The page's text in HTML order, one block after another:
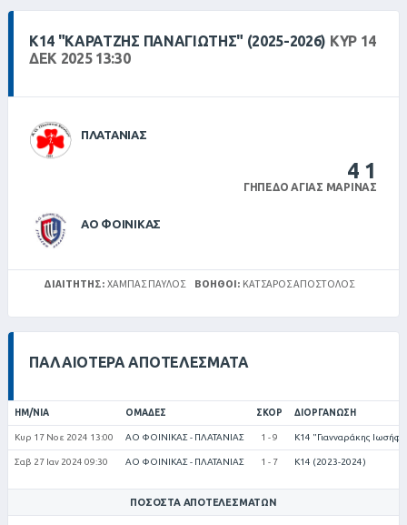
Κ14 "ΚΑΡΑΤΖΉΣ ΠΑΝΑΓΙΏΤΗΣ" (2025-2026) ΚΥΡ 14
ΔΕΚ 2025 13:30
ΠΛΑΤΑΝΙΑΣ
4 1
ΓΉΠΕΔΟ ΑΓΊΑΣ ΜΑΡΊΝΑΣ
ΑΟ ΦΟΙΝΙΚΑΣ
ΔΙΑΙΤΗΤΉΣ: ΧΆΜΠΑΣ ΠΑΎΛΟΣ ΒΟΗΘΟΊ: ΚΑΤΣΑΡΌΣ ΑΠΌΣΤΟΛΟΣ
ΠΑΛΑΙΌΤΕΡΑ ΑΠΟΤΕΛΈΣΜΑΤΑ
ΗΜ/ΝΊΑ ΟΜΆΔΕΣ ΣΚΟΡ ΔΙΟΡΓΆΝΩΣΗ
Κυρ 17 Νοε 2024 13:00 ΑΟ ΦΟΙΝΙΚΑΣ - ΠΛΑΤΑΝΙΑΣ 1 - 9 Κ14 "Γιανναράκης
Σαβ 27 Ιαν 2024 09:30 ΑΟ ΦΟΙΝΙΚΑΣ - ΠΛΑΤΑΝΙΑΣ 1 - 7 Κ14 (2023-2024)
ΠΟΣΟΣΤΆ ΑΠΟΤΕΛΕΣΜΆΤΩΝ